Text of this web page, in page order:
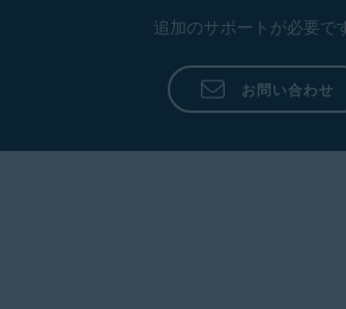
追加のサポートが必要で
お問い合わせ